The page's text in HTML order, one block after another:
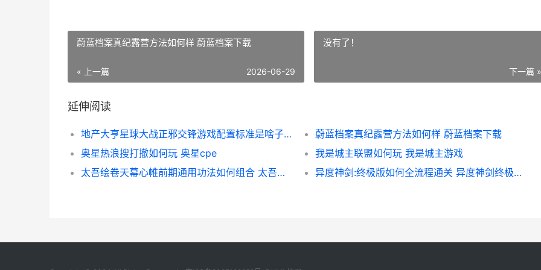
蔚蓝档案真纪露营方法如何样 蔚蓝档案下载
« 上一篇 2026-06-29
没有了！
下一篇 »
延伸阅读
地产大亨星球大战正邪交锋游戏配置标准是啥子 地产大亨新春版
蔚蓝档案真纪露营方法如何样 蔚蓝档案下载
奥星热浪搜打撤如何玩 奥星cpe
我是城主联盟如何玩 我是城主游戏
太吾绘卷天幕心帷前期通用功法如何组合 太吾绘卷天幕心帷和现在有啥区别
异度神剑:终极版如何全流程通关 异度神剑终极版是1还是2